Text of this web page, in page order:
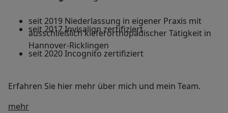
seit 2019 Niederlassung in eigener Praxis mit
ausschließlich kieferorthopädischer Tätigkeit in
Hannover-Ricklingen
seit 2017 Invisalign zertifiziert
seit 2020 Incognito zertifiziert
Erfahren Sie hier mehr über mich und mein Team.
mehrÜber mich